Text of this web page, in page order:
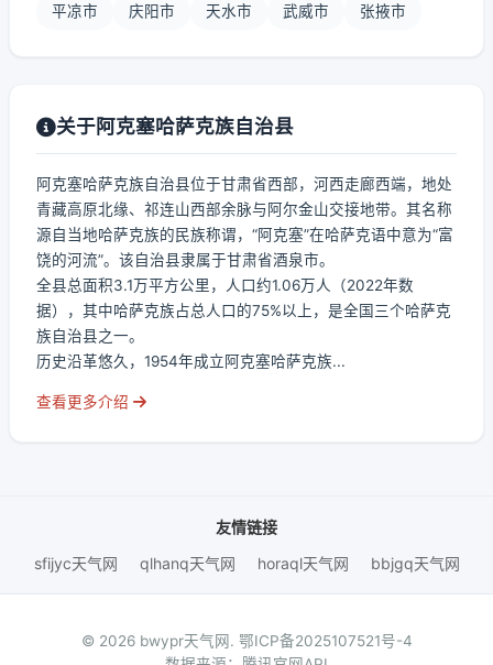
平凉市 庆阳市 天水市 武威市 张掖市
关于阿克塞哈萨克族自治县
阿克塞哈萨克族自治县位于甘肃省西部，河西走廊西端，地处
青藏高原北缘、祁连山西部余脉与阿尔金山交接地带。其名称
源自当地哈萨克族的民族称谓，“阿克塞”在哈萨克语中意为“富
饶的河流”。该自治县隶属于甘肃省酒泉市。
全县总面积3.1万平方公里，人口约1.06万人（2022年数
据），其中哈萨克族占总人口的75%以上，是全国三个哈萨克
族自治县之一。
历史沿革悠久，1954年成立阿克塞哈萨克族...
查看更多介绍
友情链接
sfijyc天气网
qlhanq天气网 horaql天气网 bbjgq天气网
© 2026 bwypr天气网. 鄂ICP备2025107521号-4